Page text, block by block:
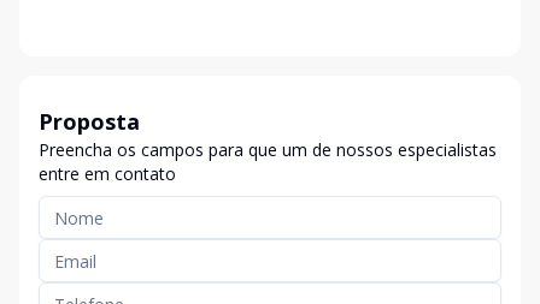
Proposta
Preencha os campos para que um de nossos especialistas
entre em contato